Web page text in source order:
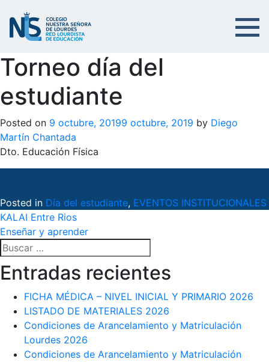
Torneo día del
estudiante
Posted on 9 octubre, 20199 octubre, 2019 by Diego
Martín Chantada
Dto. Educación Física
Posted in Día del estudiante, EVENTOS INSTITUCIONALES
Navegación
de
entradas
KALAI Entre Rios
Enseñar y aprender
Buscar:
Entradas recientes
FICHA MÉDICA – NIVEL INICIAL Y PRIMARIO 2026
LISTADO DE MATERIALES 2026
Condiciones de Arancelamiento y Matriculación
Lourdes 2026
Condiciones de Arancelamiento y Matriculación